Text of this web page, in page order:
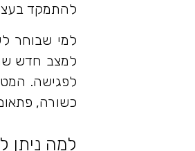
להתמקד
למי שבוחר
למצב חדש
לפגישה.
כשורה,
למה ניתן